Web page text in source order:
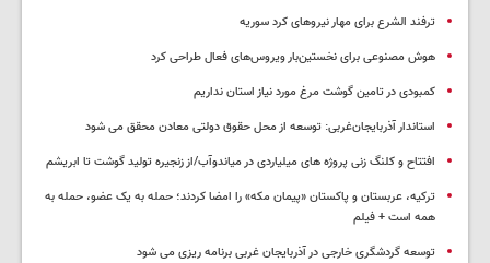
ترفند الشرع برای مهار نیروهای کرد سوریه
هوش مصنوعی برای نخستین‌بار ویروس‌های فعال طراحی کرد
کمبودی در تامین گوشت مرغ مورد نیاز استان نداریم
استاندار آذربایجان‌غربی: توسعه از محل حقوق دولتی معادن محقق می شود
افتتاح و کلنگ زنی پروژه های میلیاردی در میاندوآب/از زنجیره تولید گوشت تا ابریشم
ترکیه، عربستان و پاکستان «پیمان مکه» را امضا کردند؛ حمله به یک عضو، حمله به
همه است + فیلم
توسعه گردشگری خارجی در آذربایجان غربی برنامه ریزی می شود